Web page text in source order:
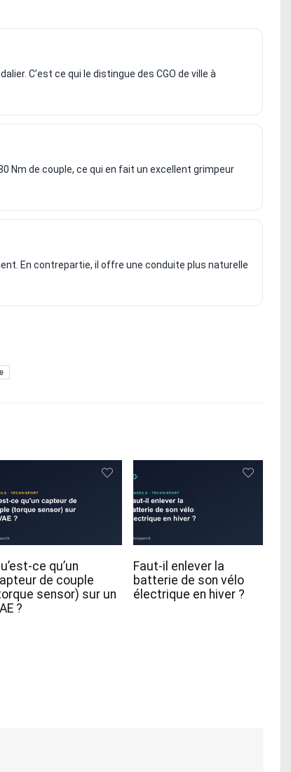
C’est ce qui le distingue des CGO de ville à
Nm de couple, ce qui en fait un excellent grimpeur
En contrepartie, il offre une conduite plus naturelle
ce qu’un
de couple
sensor) sur un
?
Faut-il enlever la
batterie de son vélo
électrique en hiver ?